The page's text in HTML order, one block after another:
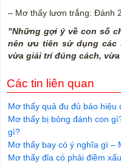
– Mơ thấy lươn trắng: Đánh
"Những gợi ý về con số
nên ưu tiên sử dụng các
vừa giải trí đúng cách,
Các tin liên quan
Mơ thấy quả đu đủ báo hiệu
Mơ thấy bị bỏng đánh con
gì?
Mơ thấy bay có ý nghĩa gì –
Mơ thấy đỉa có phải điềm